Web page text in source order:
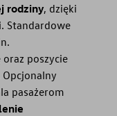
rodziny, dzięki
Standardowe
poszycie
pasażerom